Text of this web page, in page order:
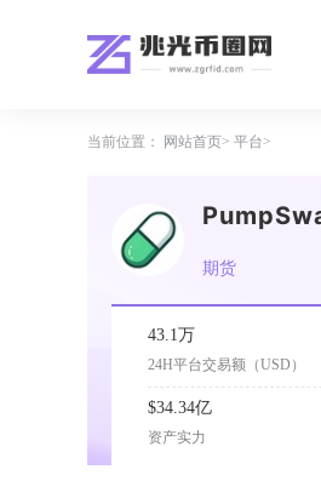
当前位置： 网站首页 平台
期货
43.1万
24H平台交易额（USD）
$34.34亿
资产实力